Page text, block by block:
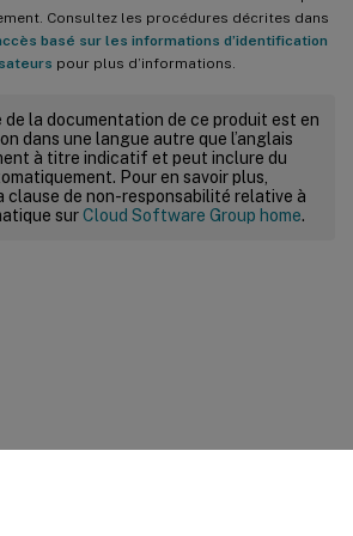
Consultez les procédures décrites dans
basé sur les informations d’identification
pour plus d’informations.
la documentation de ce produit est en
dans une langue autre que l’anglais
à titre indicatif et peut inclure du
Pour en savoir plus,
clause de non-responsabilité relative à
surCloud Software Group home.